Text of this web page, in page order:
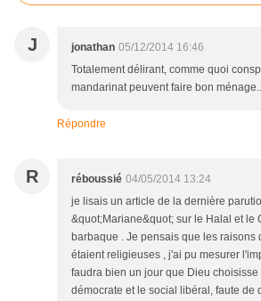
J jonathan 05/12/2014 16:46
Totalement délirant, comme quoi
mandarinat peuvent faire bon
Répondre
R réboussié 04/05/2014 13:24
je lisais un article de la dernière
&quot;Mariane&quot; sur le Halal et le
barbaque . Je pensais que les raisons
étaient religieuses , j'ai pu mesurer
faudra bien un jour que Dieu choisisse
démocrate et le social libéral, faute de